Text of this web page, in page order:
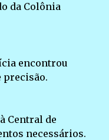
da Colônia
encontrou
precisão.
Central de
necessários.